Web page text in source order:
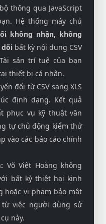
thông qua JavaScript
Hệ thống máy chủ
không nhận, không
bất kỳ nội dung CSV
sản trí tuệ của bạn
thiết bị cá nhân.
đổi từ CSV sang XLS
định dạng. Kết quả
phục vụ kỹ thuật văn
tự chủ động kiểm thử
vào các báo cáo chính
Võ Việt Hoàng không
bất kỳ thiệt hại kinh
hoặc vi phạm bảo mật
việc người dùng sử
này.